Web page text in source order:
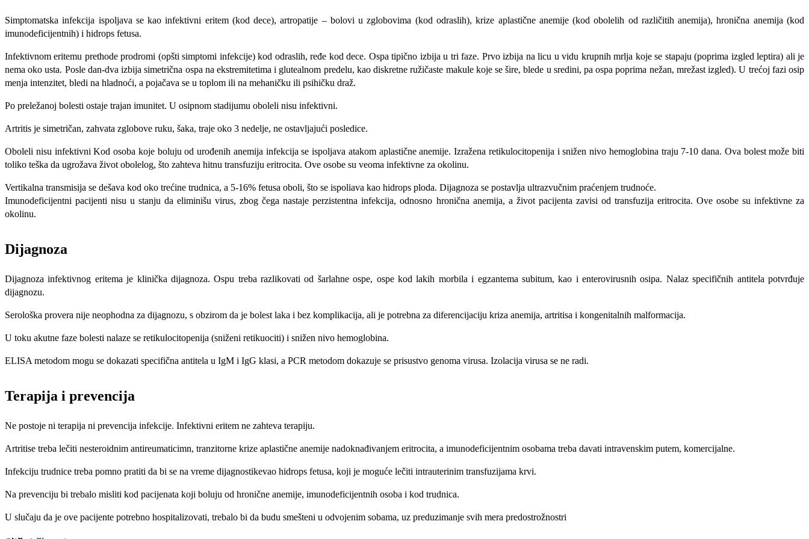
Simptomatska infekcija ispo­ljava se kao infektivni eritem (kod dece), artropatije – bolovi u zglobovima (kod odraslih), krize aplastične anemije (kod obolelih od različitih anemija), hronična anemija (kod
imunodeficijentnih) i hidrops fetusa.
Infektivnom eritemu prethode prodromi (opšti simptomi infekcije) kod odraslih, ređe kod dece. Ospa tipično izbija u tri faze. Prvo izbija na licu u vidu krupnih mrlja koje se stapaju (poprima izgled leptira) ali je
nema oko usta. Posle dan-dva izbija simetrična ospa na ekstremitetima i glutealnom predelu, kao diskretne ružičaste makule koje se šire, blede u sredini, pa ospa poprima nežan, mrežast izgled). U trećoj fazi osip
menja intenzitet, bledi na hladnoći, a pojačava se u toplom ili na mehaničku ili psihičku draž.
Po preležanoj bolesti ostaje trajan imunitet. U osipnom stadijumu oboleli nisu infektivni.
Artritis je simetričan, zahvata zglobove ruku, šaka, traje oko 3 nedelje, ne ostavljajući posledice.
Oboleli nisu infektivni Kod osoba koje boluju od urođenih anemija infekcija se ispoljava atakom aplastične anemije. Izražena retikulocitopenija i snižen nivo hemoglobina traju 7-10 dana. Ova bolest može biti
toliko teška da ugrožava život obolelog, što zahteva hitnu transfuziju eritrocita. Ove osobe su veoma infektivne za okolinu.
Vertikalna transmisija se dešava kod oko trećine trudnica, a 5-16% fetusa oboli, što se ispoliava kao hidrops ploda. Dijagnoza se postav­lja ultrazvučnim praćenjem trudnoće.
Imunodeficijentni pacijenti nisu u stanju da eliminišu virus, zbog čega nastaje perzistentna infekcija, odnosno hronična anemija, a život paci­jenta zavisi od transfuzija eritrocita. Ove osobe su infektivne za
okolinu.
Dijagnoza
Dijagnoza infektivnog eritema je klinička dijagnoza. Ospu treba razlikovati od šarlahne ospe, ospe kod lakih morbila i egzantema subitum, kao i enterovirusnih osipa. Nalaz specifičnih antitela potvrđuje
dijagnozu.
Serološka provera nije neophodna za dijagnozu, s obzirom da je bolest laka i bez komplikacija, ali je potrebna za diferencijaciju kriza anemija, artritisa i kongenitalnih malformacija.
U toku akutne faze bolesti nalaze se retikulocitopenija (sniženi retikuociti) i snižen nivo hemoglobina.
ELISA metodom mogu se dokazati specifična antitela u IgM i IgG klasi, a PCR metodom dokazuje se prisustvo genoma virusa. Izolacija virusa se ne radi.
Terapija i prevencija
Ne postoje ni terapi­ja ni prevencija infekcije. Infektivni eritem ne zahteva terapiju.
Artritise treba lečiti nesteroidnim antireumaticimn, tranzitorne krize aplastične anemije nadoknađivanjem eritrocita, a imunodeficijentnim osobama treba davati intravenskim putem, komercijalne.
Infekciju trudnice treba pomno pratiti da bi se na vreme dijagnos­tikevao hidrops fetusa, koji je moguće lečiti intrauterinim transfuzijama krvi.
Na prevenciju bi trebalo misliti kod pacijena­ta koji boluju od hronične anemije, imunodeficijentnih osoba i kod trudnica.
U slučaju da je ove paci­jente potrebno hospitalizovati, trebalo bi da budu smešteni u odvojenim sobama, uz preduzimanje svih mera predostrožnostri